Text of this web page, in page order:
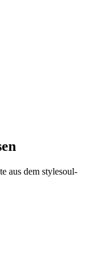
aus dem stylesoul-